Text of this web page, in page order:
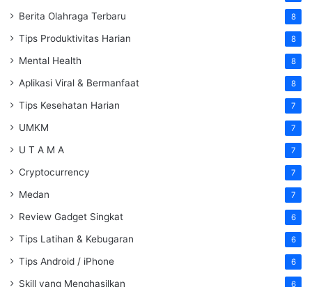
Berita Olahraga Terbaru 8
Tips Produktivitas Harian 8
Mental Health 8
Aplikasi Viral & Bermanfaat 8
Tips Kesehatan Harian 7
UMKM 7
U T A M A 7
Cryptocurrency 7
Medan 7
Review Gadget Singkat 6
Tips Latihan & Kebugaran 6
Tips Android / iPhone 6
Skill yang Menghasilkan 6